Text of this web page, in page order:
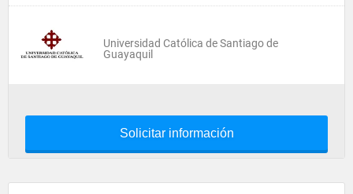
Universidad Católica de Santiago de
Guayaquil
Solicitar información